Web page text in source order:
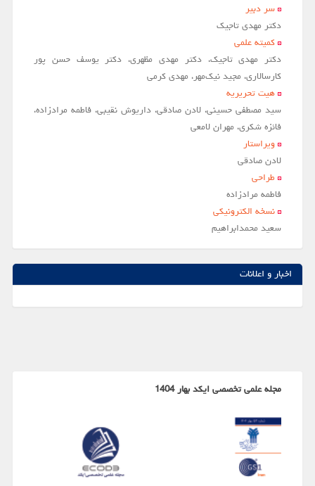
مقالات سال 1404
آرشیو
شماره جاری
جستجو پیشرفته
راهنمای نویسندگان
نحوه ارسال مقاله
اطلاعات نشریه
درباره نشریه
اخبار و اعلانات
پیوندهای مفید
سر دبير
دکتر مهدی تاجیک
کمیته علمی
دکتر مهدی تاجیک، دکتر مهدی مظهری، دکتر یوسف حسن پور
کارسالاری، مجید نیک‌مهر، مهدی کرمی
هیت تحریریه
سید مصطفی حسینی، لادن صادقی، داریوش نقیبی، فاطمه مرادزاده،
فائزه شکری، مهران لامعی
ویراستار
لادن صادقي
طراحی
فاطمه مرادزاده
نسخه الکترونیکی
سعيد محمدابراهيم
اخبار و اعلانات
مجله علمی تخصصی ایکد بهار 1404